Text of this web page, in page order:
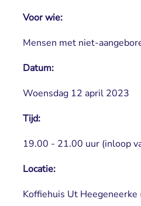
Voor wie:
Mensen met niet-
Datum:
Woensdag 12 april 2023
Tijd:
19.00 - 21.00 uur (inloop
Locatie:
Koffiehuis Ut